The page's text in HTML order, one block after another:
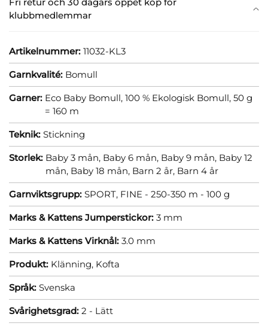
klubbmedlemmar
Artikelnummer: 11032-KL3
Garnkvalité: Bomull
Garner: Eco Baby Bomull, 100 % Ekologisk Bomull, 50 g
= 160 m
Teknik: Stickning
Storlek: Baby 3 mån, Baby 6 mån, Baby 9 mån, Baby 12
mån, Baby 18 mån, Barn 2 år, Barn 4 år
Garnviktsgrupp: SPORT, FINE - 250-350 m - 100 g
Marks & Kattens Jumperstickor: 3 mm
Marks & Kattens Virknål: 3.0 mm
Produkt: Klänning, Kofta
Språk: Svenska
Svårighetsgrad: 2 - Lätt